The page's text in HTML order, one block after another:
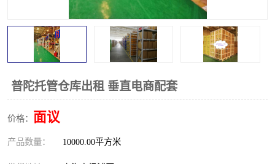
普陀托管仓库出租 垂直电商配套
价格： 面议
产品数量： 10000.00平方米